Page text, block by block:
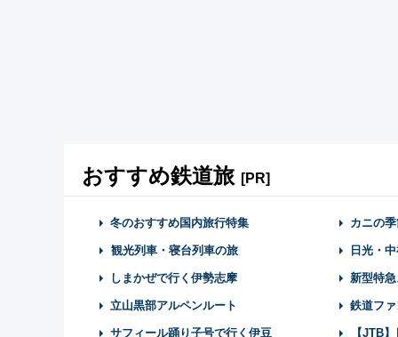
おすすめ鉄道旅 [PR]
冬のおすすめ国内旅行特集 カニの
観光列車・寝台列車の旅 日光・
しまかぜで行く伊勢志摩 新型特
立山黒部アルペンルート 鉄道フ
サフィール踊り子号で行く伊豆 【JTB